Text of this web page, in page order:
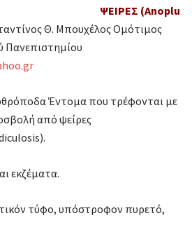
ΨΕΙΡΕΣ (Anoplu
Θ. Μπουχέλος Ομότιμος
Πανεπιστημίου
Έντομα που τρέφονται με
από ψείρες
εκζέματα.
τύφο, υπόστροφον πυρετό,